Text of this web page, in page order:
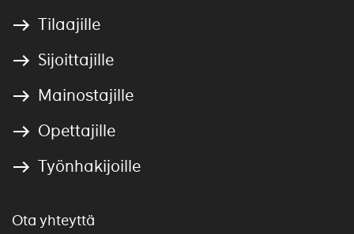
Tilaajille
Sijoittajille
Mainostajille
Opettajille
Työnhakijoille
Ota yhteyttä